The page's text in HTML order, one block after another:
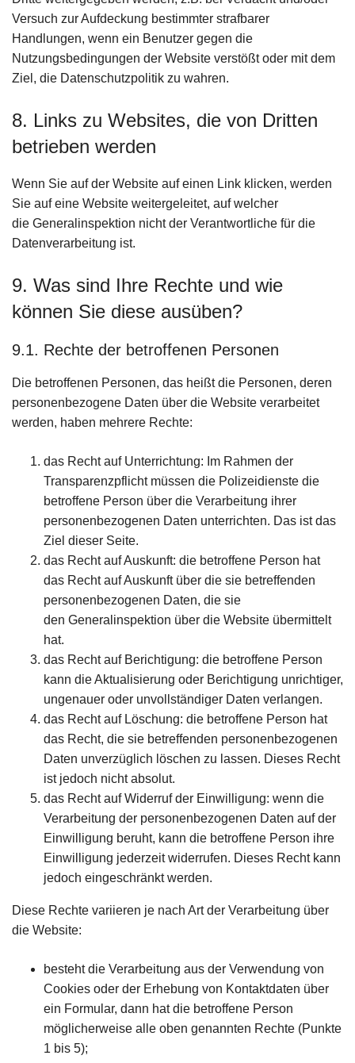
Versuch zur Aufdeckung bestimmter strafbarer
Handlungen, wenn ein Benutzer gegen die
Nutzungsbedingungen der Website verstößt oder mit dem
Ziel, die Datenschutzpolitik zu wahren.
8. Links zu Websites, die von Dritten
betrieben werden
Wenn Sie auf der Website auf einen Link klicken, werden
Sie auf eine Website weitergeleitet, auf welcher
die Generalinspektion nicht der Verantwortliche für die
Datenverarbeitung ist.
9. Was sind Ihre Rechte und wie
können Sie diese ausüben?
9.1. Rechte der betroffenen Personen
Die betroffenen Personen, das heißt die Personen, deren
personenbezogene Daten über die Website verarbeitet
werden, haben mehrere Rechte:
das Recht auf Unterrichtung: Im Rahmen der
Transparenzpflicht müssen die Polizeidienste die
betroffene Person über die Verarbeitung ihrer
personenbezogenen Daten unterrichten. Das ist das
Ziel dieser Seite.
das Recht auf Auskunft: die betroffene Person hat
das Recht auf Auskunft über die sie betreffenden
personenbezogenen Daten, die sie
den Generalinspektion über die Website übermittelt
hat.
das Recht auf Berichtigung: die betroffene Person
kann die Aktualisierung oder Berichtigung unrichtiger,
ungenauer oder unvollständiger Daten verlangen.
das Recht auf Löschung: die betroffene Person hat
das Recht, die sie betreffenden personenbezogenen
Daten unverzüglich löschen zu lassen. Dieses Recht
ist jedoch nicht absolut.
das Recht auf Widerruf der Einwilligung: wenn die
Verarbeitung der personenbezogenen Daten auf der
Einwilligung beruht, kann die betroffene Person ihre
Einwilligung jederzeit widerrufen. Dieses Recht kann
jedoch eingeschränkt werden.
Diese Rechte variieren je nach Art der Verarbeitung über
die Website:
besteht die Verarbeitung aus der Verwendung von
Cookies oder der Erhebung von Kontaktdaten über
ein Formular, dann hat die betroffene Person
möglicherweise alle oben genannten Rechte (Punkte
1 bis 5);